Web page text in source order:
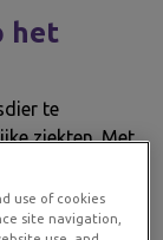
het
te
ziekten. Met
tijd afneemt,
herhalen
use of cookies
site navigation,